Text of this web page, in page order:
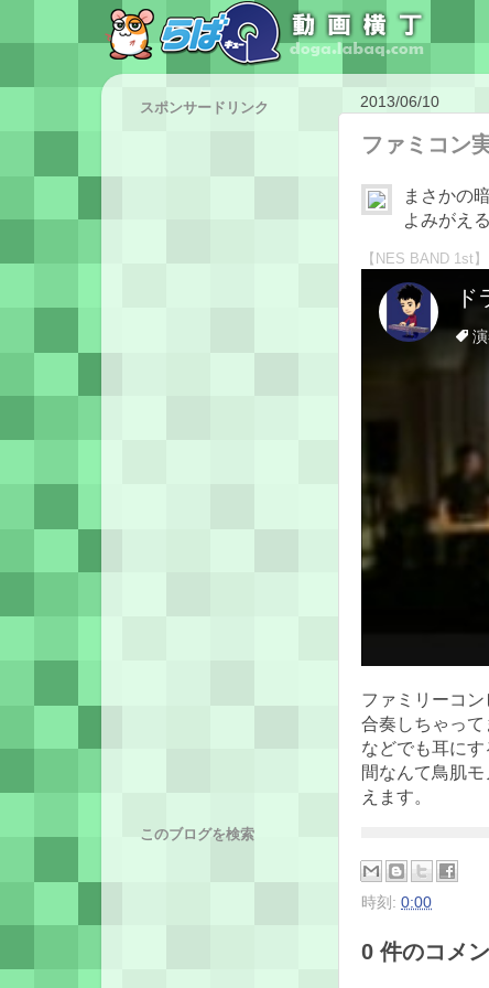
2013/06/10
ファミコン
まさかの
よみがえ
【NES BAND 1st
ファミリーコ
合奏しちゃっ
などでも耳に
間なんて鳥肌
えます。
時刻: 0:00
0 件のコメ
スポンサードリンク
このブログを検索